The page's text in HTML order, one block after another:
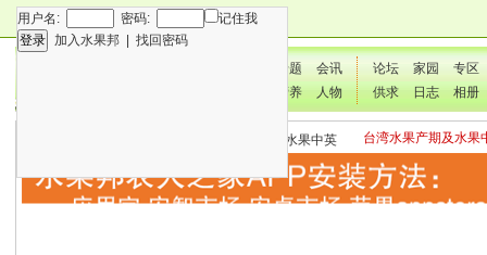
用户名: 密码:
记住我
加入水果邦
找回密码
专题
会讯
营养 人物
论坛 家园
专区
供求
日志 相册
国外水果产期及水果中英
台湾水果产期及水果
文表